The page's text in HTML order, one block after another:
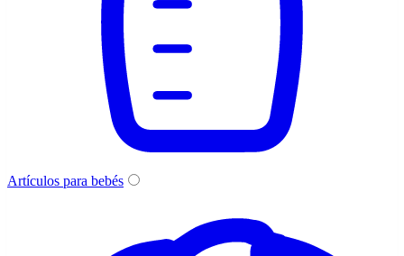
Artículos para bebés